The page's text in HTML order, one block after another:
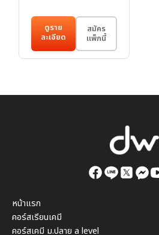
ดูราย
ละเอียด
สมัคร
แพ็กนี้
หน้าแรก
คอร์สเรียนเคมี
คอร์สเคมี ม.ปลาย a level